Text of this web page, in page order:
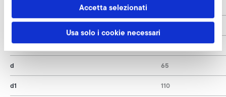
Accetta selezionati
Usa solo i cookie necessari
l2
l3
d
d1
-
80
65
110